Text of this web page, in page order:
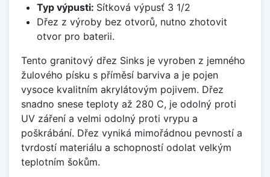
Typ výpusti: Sítková výpusť 3 1/2
Dřez z výroby bez otvorů, nutno zhotovit
otvor pro baterii.
Tento granitový dřez Sinks je vyroben z jemného
žulového písku s příměsí barviva a je pojen
vysoce kvalitním akrylátovým pojivem. Dřez
snadno snese teploty až 280 C, je odolný proti
UV záření a velmi odolný proti vrypu a
poškrábání. Dřez vyniká mimořádnou pevností a
tvrdostí materiálu a schopností odolat velkým
teplotním šokům.